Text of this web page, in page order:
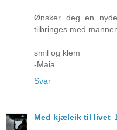
Ønsker deg en
tilbringes med
smil og klem
-Maia
Svar
Med kjæleik til livet